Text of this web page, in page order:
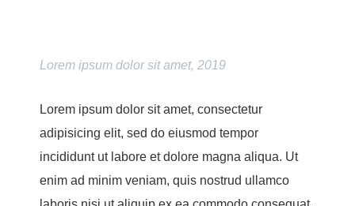
Lorem ipsum dolor sit amet, 2019
Lorem ipsum dolor sit amet, consectetur
adipisicing elit, sed do eiusmod tempor
incididunt ut labore et dolore magna aliqua. Ut
enim ad minim veniam, quis nostrud ullamco